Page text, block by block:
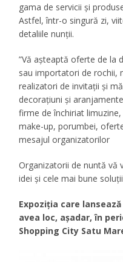
gama de servicii și
Astfel, într-o singură zi,
detaliile nunții.
”Vă așteaptă oferte de la
sau importatori de rochii,
realizatori de invitații și
decorațiuni și
firme de închiriat
make-up, porumbei,
mesajul organizatorilor
Organizatorii de nuntă vă
idei și cele mai bune
Expoziția care
avea loc, așadar, în
Shopping City Satu